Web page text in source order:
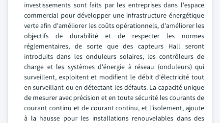
investissements sont faits par les entreprises dans l'espace
commercial pour développer une infrastructure énergétique
verte afin d'améliorer les coûts opérationnels, d'améliorer les
objectifs de durabilité et de respecter les normes
réglementaires, de sorte que des capteurs Hall seront
introduits dans les onduleurs solaires, les contrôleurs de
charge et les systèmes d'énergie à réseau (onduleurs) qui
surveillent, exploitent et modifient le débit d'électricité tout
en surveillant ou en détectant les défauts. La capacité unique
de mesurer avec précision et en toute sécurité les courants de
courant continu et de courant continu, et l'isolement, ajoute
à la hausse pour les installations renouvelables dans des